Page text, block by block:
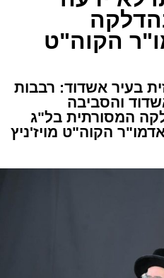
הקוה"ט
בעיר אשדוד: רבבות
והסביבה
המסורתית בל"ג
הקוה"ט מויז'ניץ